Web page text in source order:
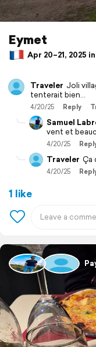
Eymet
Apr 20–21, 2025
Traveler Joli
tenterait bien...
4/20/25 Reply
Samuel
vent et
4/20/25
Traveler Ça
4/20/25
1 like